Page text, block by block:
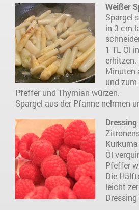
Weißer
Spargel
in 3 cm
1 TL Öl
erhitzen.
Minuten
und
Pfeffer und Thymian würzen.
Spargel aus der Pfanne nehmen
Dressing
Öl
Pfeffer
Die
leicht